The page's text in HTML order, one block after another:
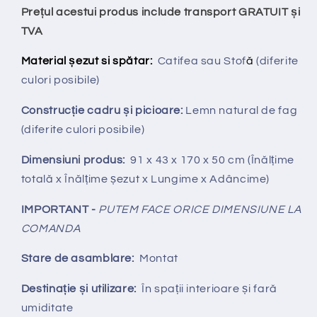
Prețul acestui produs include transport GRATUIT și
TVA
Material șezut si spătar: Catifea sau Stofă (diferite
culori posibile)
Construcție cadru și picioare: Lemn natural de fag
(diferite culori posibile)
Dimensiuni produs: 91 x 43 x 170 x 50 cm (Înălțime
totală x Înălțime șezut x Lungime x Adâncime)
IMPORTANT - PUTEM FACE ORICE DIMENSIUNE LA
COMANDA
Stare de asamblare: Montat
Destinație și utilizare: În spații interioare și fară
umiditate